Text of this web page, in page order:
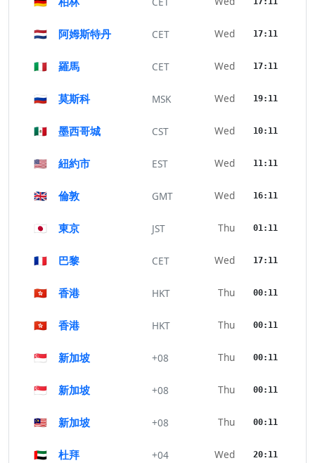
🇳🇱 阿姆斯特丹 CET Wed 17:11
🇮🇹 羅馬 CET Wed 17:11
🇷🇺 莫斯科 MSK Wed 19:11
🇲🇽 墨西哥城 CST Wed 10:11
🇺🇸 紐約市 EST Wed 11:11
🇬🇧 倫敦 GMT Wed 16:11
🇯🇵 東京 JST Thu 01:11
🇫🇷 巴黎 CET Wed 17:11
🇭🇰 香港 HKT Thu 00:11
🇭🇰 香港 HKT Thu 00:11
🇸🇬 新加坡 +08 Thu 00:11
🇸🇬 新加坡 +08 Thu 00:11
🇲🇾 新加坡 +08 Thu 00:11
🇦🇪 杜拜 +04 Wed 20:11